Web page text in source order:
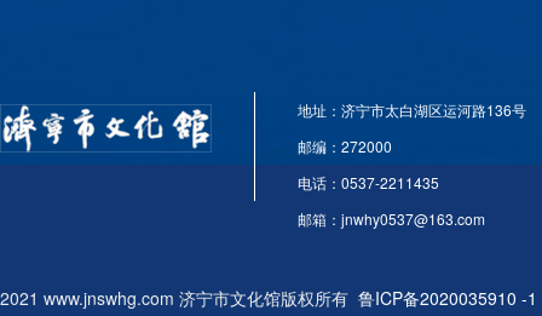
地址：济宁市太白湖区运河路136号
邮编：272000
电话：0537-2211435
邮箱：jnwhy0537@163.com
2021 www.jnswhg.com 济宁市文化馆版权所有 鲁ICP备2020035910 -1